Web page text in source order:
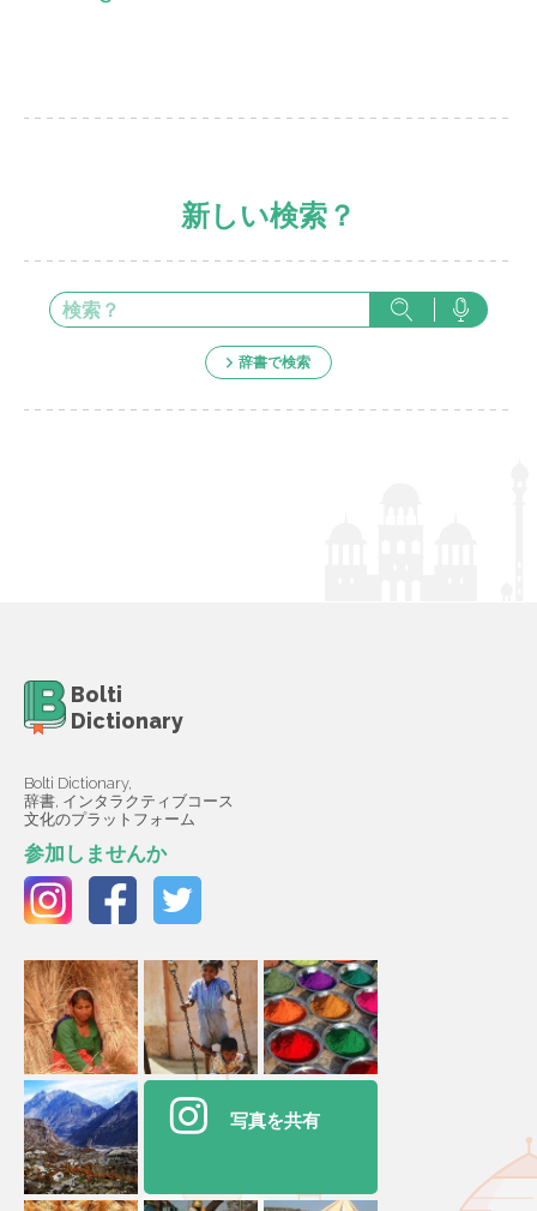
新しい検索？
辞書で検索
Bolti
Dictionary
Bolti Dictionary,
辞書, インタラクティブコース
文化のプラットフォーム
参加しませんか
写真を共有